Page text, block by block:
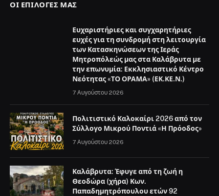
ΟΙ ΕΠΙΛΟΓΈΣ ΜΑΣ
Ευχαριστήριες και συγχαρητήριες
ευχές για τη συνδρομή στη λειτουργία
των Κατασκηνώσεων της Ιεράς
Μητροπόλεώς μας στα Καλάβρυτα με
την επωνυμία: Εκκλησιαστικό Κέντρο
Νεότητας «ΤΟ ΟΡΑΜΑ» (ΕΚ.ΚΕ.Ν.)
7 Αυγούστου 2026
Πολιτιστικό Καλοκαίρι 2026 από τον
Σύλλογο Μικρού Ποντιά «Η Πρόοδος»
7 Αυγούστου 2026
Καλάβρυτα: Έφυγε από τη ζωή η
Θεοδώρα (χήρα) Κων.
Παπαδημητρόπουλου ετών 92